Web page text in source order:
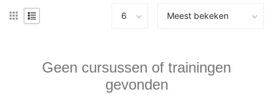
Geen cursussen of trainingen
gevonden